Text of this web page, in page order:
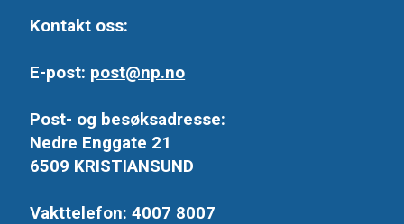
Kontakt oss:
E-post: post@np.no
Post- og besøksadresse:
Nedre Enggate 21
6509 KRISTIANSUND
Vakttelefon: 4007 8007